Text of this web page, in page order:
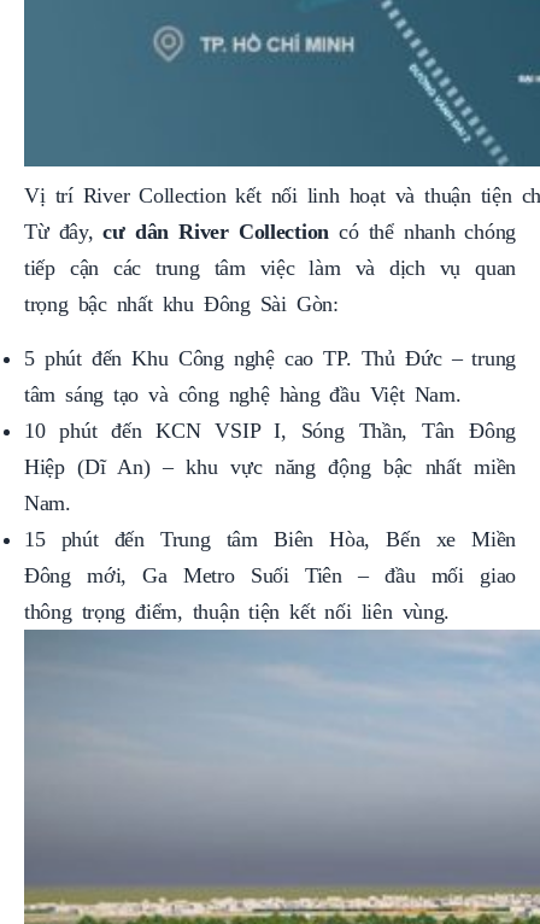
Vị trí River Collection kết nối linh hoạt và thuận tiện
Từ đây,cư dân River Collectioncó thể nhanh chóng
tiếp cận các trung tâm việc làm và dịch vụ quan
trọng bậc nhất khu Đông Sài Gòn:
5 phút đến Khu Công nghệ cao TP. Thủ Đức – trung
tâm sáng tạo và công nghệ hàng đầu Việt Nam.
10 phút đến KCN VSIP I, Sóng Thần, Tân Đông
Hiệp (Dĩ An) – khu vực năng động bậc nhất miền
Nam.
15 phút đến Trung tâm Biên Hòa, Bến xe Miền
Đông mới, Ga Metro Suối Tiên – đầu mối giao
thông trọng điểm, thuận tiện kết nối liên vùng.